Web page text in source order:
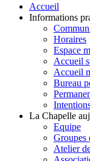
Accueil
Informations
Horaires
Espace
Accueil
Accueil
Bureau
La Chapelle
Equipe
Groupes
Atelier